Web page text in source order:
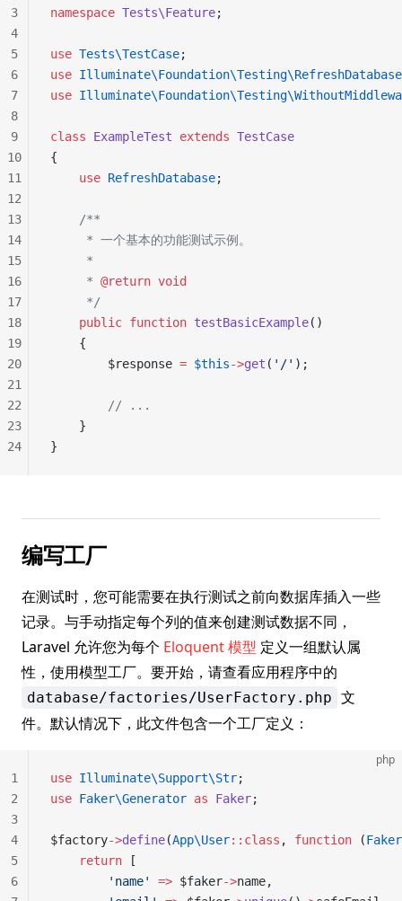
namespace Tests\Feature;
use Tests\TestCase;
use Illuminate\Foundation\Testing\RefreshDatabase
use
class ExampleTest extends TestCase
{
    use
RefreshDatabase;
    /**
     * 一个基本的功能测试示例。
     *
     *
@return void
     */
    public
function testBasicExample()
    {
        $response
= $this->get ( '/' );
        // ...
    }
}
3
4
5
6
7
8
9
10
11
12
13
14
15
16
17
18
19
20
21
22
23
24
编写工厂
在测试时，您可能需要在执行测试之前向数据库插入一些
记录。与手动指定每个列的值来创建测试数据不同，
Laravel 允许您为每个 Eloquent 模型 定义一组默认属
性，使用模型工厂。要开始，请查看应用程序中的
database/factories/UserFactory.php 文
件。默认情况下，此文件包含一个工厂定义：
php
use Illuminate\Support\Str;
use Faker\Generator as Faker;
$factory->define(App\User::class , function (Faker
    return
[
        'name'
=> $faker->name,
1
2
3
4
5
6